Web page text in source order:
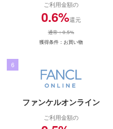
ご利用金額の
0.6%還元
通常：0.5%
獲得条件：お買い物
6
ファンケルオンライン
ご利用金額の